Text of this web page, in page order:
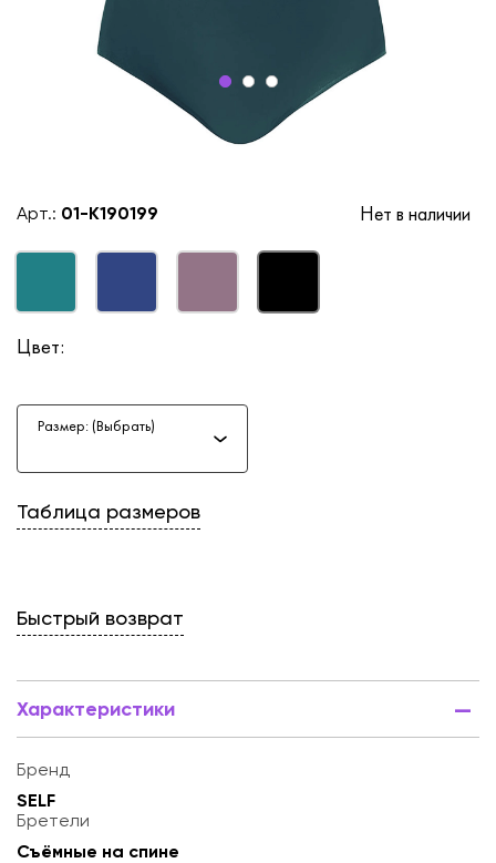
Арт.: 01-K190199 Нет в наличии
Цвет:
Размер: (Выбрать)
Таблица размеров
Быстрый возврат
Характеристики
Бренд
SELF
Бретели
Съёмные на спине